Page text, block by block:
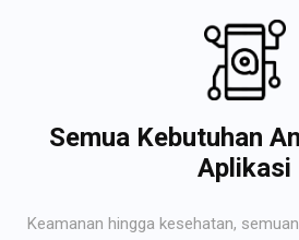
Semua Kebutuhan
Aplikasi
Keamanan hingga kesehatan,